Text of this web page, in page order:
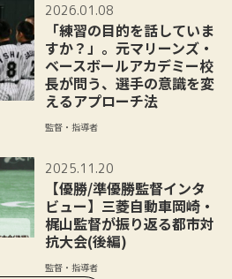
2026.01.08
「練習の目的を話していま
すか？」。元マリーンズ・
ベースボールアカデミー校
長が問う、選手の意識を変
えるアプローチ法
監督・指導者
2025.11.20
【優勝/準優勝監督インタ
ビュー】三菱自動車岡崎・
梶山監督が振り返る都市対
抗大会(後編)
監督・指導者